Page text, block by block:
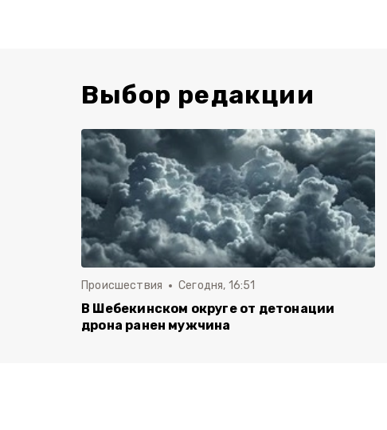
Выбор редакции
Происшествия Сегодня, 16:51
В Шебекинском округе от детонации
дрона ранен мужчина